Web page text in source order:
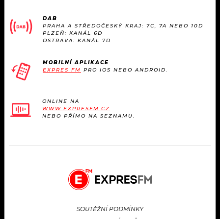
DAB
PRAHA A STŘEDOČESKÝ KRAJ: 7C, 7A NEBO 10D
PLZEŇ: KANÁL 6D
OSTRAVA: KANÁL 7D
MOBILNÍ APLIKACE
EXPRES FM PRO IOS NEBO ANDROID.
ONLINE NA
WWW.EXPRESFM.CZ
NEBO PŘÍMO NA SEZNAMU.
SOUTĚŽNÍ PODMÍNKY